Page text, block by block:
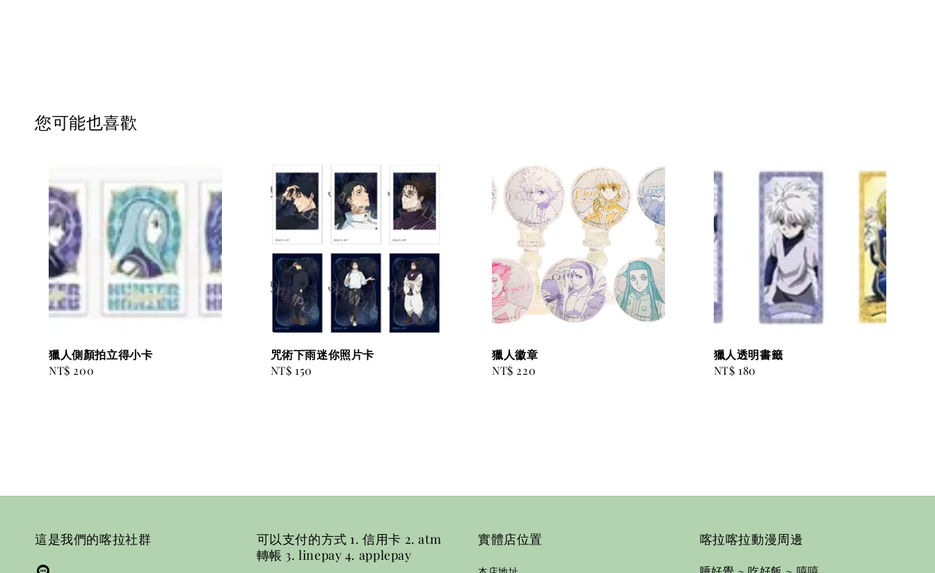
您可能也喜歡
獵人側顏拍立得小卡
Regular
NT$ 200
咒術下雨迷你照片卡
Regular
NT$ 150
獵人徽章
Regular
NT$ 220
獵人透明書籤
Regular
NT$ 180
這是我們的喀拉社群
可以支付的方式 1. 信用卡 2. atm
轉帳 3. linepay 4. applepay
實體店位置 喀拉喀拉動漫周邊